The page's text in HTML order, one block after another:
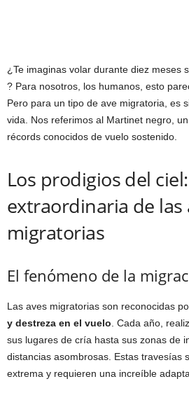
¿Te imaginas volar durante diez meses
? Para nosotros, los humanos, esto
Pero para un tipo de ave migratoria, es
vida. Nos referimos al Martinet negro,
récords conocidos de vuelo sostenido.
Los prodigios del
extraordinaria de las
migratorias
El fenómeno de la
Las aves migratorias son reconocidas
y destreza en el vuelo . Cada año,
sus lugares de cría hasta sus zonas de
distancias asombrosas. Estas travesías
extrema y requieren una increíble